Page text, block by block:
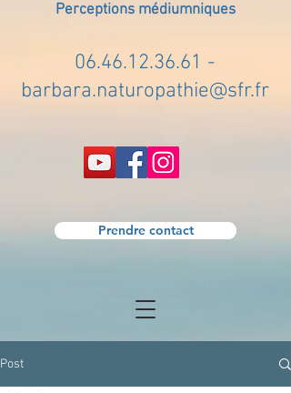
Perceptions médiumniques
06.46.12.36.61 -
barbara.naturopathie@sfr.fr
Prendre contact
Post